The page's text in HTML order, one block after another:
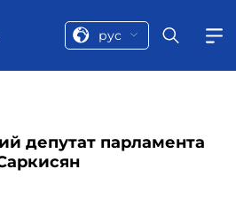
рус
депутат парламента